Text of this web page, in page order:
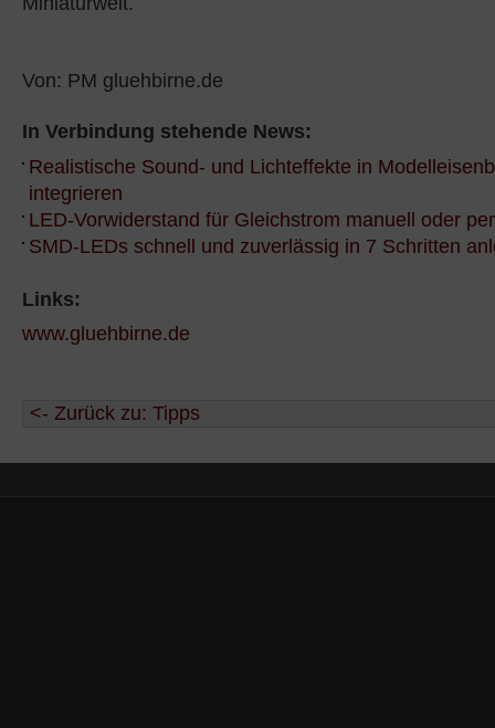
Von: PM gluehbirne.de
In Verbindung stehende News:
Realistische Sound- und Lichteffekte in
integrieren
LED-Vorwiderstand für Gleichstrom manuell oder
SMD-LEDs schnell und zuverlässig in 7 Schritten
Links:
www.gluehbirne.de
<- Zurück zu: Tipps